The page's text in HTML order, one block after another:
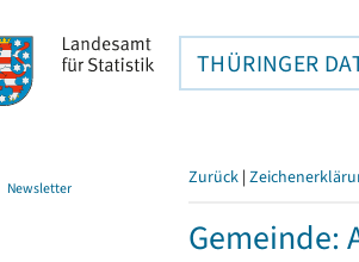
THÜRINGER
Newsletter Zurück |
Gemeinde: